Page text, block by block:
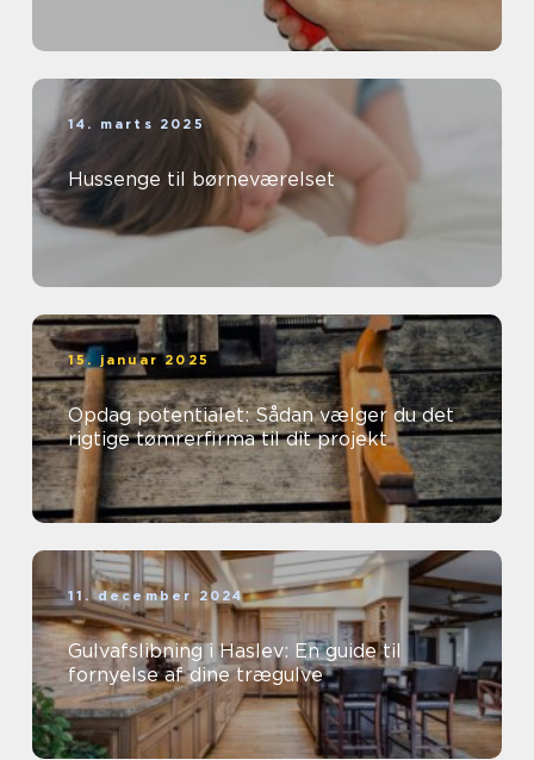
14. marts 2025
Hussenge til børneværelset
15. januar 2025
Opdag potentialet: Sådan vælger du det
rigtige tømrerfirma til dit projekt
11. december 2024
Gulvafslibning i Haslev: En guide til
fornyelse af dine trægulve